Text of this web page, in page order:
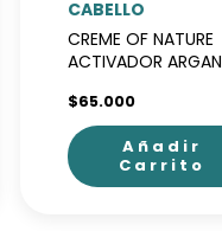
CABELLO
CREME OF NATURE
ACTIVADOR ARGAN
$65.000
Añadir
Carrito